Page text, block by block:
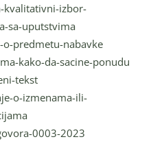
kvalitativni-izbor-
sa-uputstvima
predmetu-nabavke
kako-da-sacine-ponudu
tekst
o-izmenama-ili-
0003-2023